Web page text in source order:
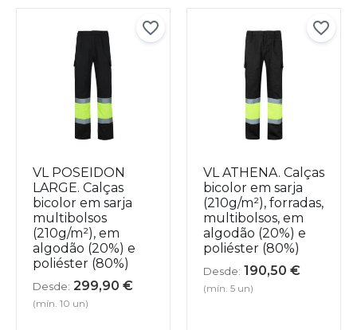
VL POSEIDON
LARGE. Calças
bicolor em sarja
multibolsos
(210g/m²), em
algodão (20%) e
poliéster (80%)
Desde: 299,90 €
(mín. 10 un)
VL ATHENA. Calças
bicolor em sarja
(210g/m²), forradas,
multibolsos, em
algodão (20%) e
poliéster (80%)
Desde: 190,50 €
(mín. 5 un)